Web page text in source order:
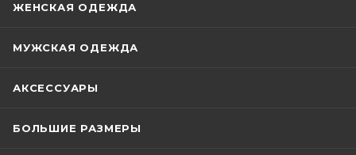
ЖЕНСКАЯ ОДЕЖДА
МУЖСКАЯ ОДЕЖДА
АКСЕССУАРЫ
БОЛЬШИЕ РАЗМЕРЫ